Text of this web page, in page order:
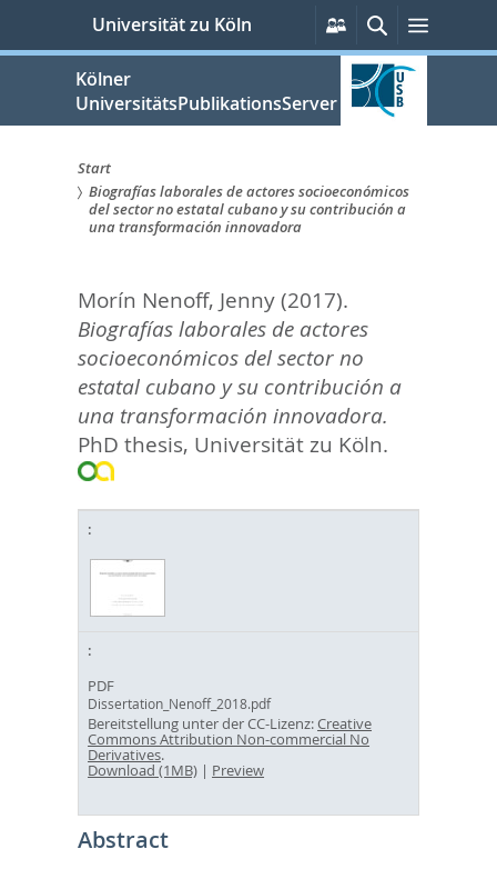
springen
Universität zu Köln
Persönliche
Services
Suche
Kölner
UniversitätsPublikationsServer
Sie
hier:
Start
Biografías laborales de actores socioeconómicos
del sector no estatal cubano y su contribución a
una transformación innovadora
Morín Nenoff, Jenny(2017).
Biografías laborales de actores
socioeconómicos del sector no
estatal cubano y su contribución a
una transformación innovadora.
PhD thesis, Universität zu Köln.
PDF
Dissertation_Nenoff_2018.pdf
Bereitstellung unter der CC-Lizenz:Creative
Commons Attribution Non-commercial No
Derivatives.
Download (1MB) | Preview
Abstract